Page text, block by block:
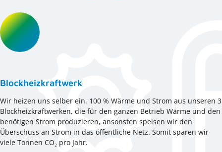
Blockheizkraftwerk
Wir heizen uns selber ein. 100 % Wärme und Strom aus unseren 3
Blockheizkraftwerken, die für den ganzen Betrieb Wärme und den
benötigen Strom produzieren, ansonsten speisen wir den
Überschuss an Strom in das öffentliche Netz. Somit sparen wir
viele Tonnen CO₂ pro Jahr.